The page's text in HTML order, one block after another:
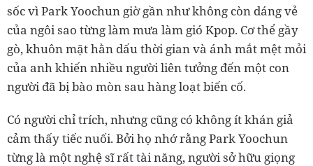
sốc vì Park Yoochun giờ gần như không còn dáng vẻ
của ngôi sao từng làm mưa làm gió Kpop. Cơ thể gầy
gò, khuôn mặt hằn dấu thời gian và ánh mắt mệt mỏi
của anh khiến nhiều người liên tưởng đến một con
người đã bị bào mòn sau hàng loạt biến cố.
Có người chỉ trích, nhưng cũng có không ít khán giả
cảm thấy tiếc nuối. Bởi họ nhớ rằng Park Yoochun
từng là một nghệ sĩ rất tài năng, người sở hữu giọng